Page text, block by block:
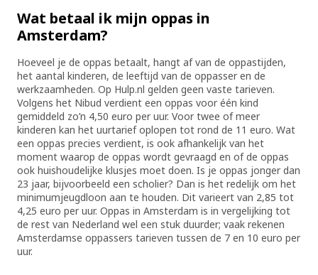
Wat betaal ik mijn oppas in
Amsterdam?
Hoeveel je de oppas betaalt, hangt af van de oppastijden,
het aantal kinderen, de leeftijd van de oppasser en de
werkzaamheden. Op Hulp.nl gelden geen vaste tarieven.
Volgens het Nibud verdient een oppas voor één kind
gemiddeld zo’n 4,50 euro per uur. Voor twee of meer
kinderen kan het uurtarief oplopen tot rond de 11 euro. Wat
een oppas precies verdient, is ook afhankelijk van het
moment waarop de oppas wordt gevraagd en of de oppas
ook huishoudelijke klusjes moet doen. Is je oppas jonger dan
23 jaar, bijvoorbeeld een scholier? Dan is het redelijk om het
minimumjeugdloon aan te houden. Dit varieert van 2,85 tot
4,25 euro per uur. Oppas in Amsterdam is in vergelijking tot
de rest van Nederland wel een stuk duurder; vaak rekenen
Amsterdamse oppassers tarieven tussen de 7 en 10 euro per
uur.